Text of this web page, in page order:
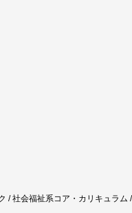
/ 社会福祉系コア・カリキュラム